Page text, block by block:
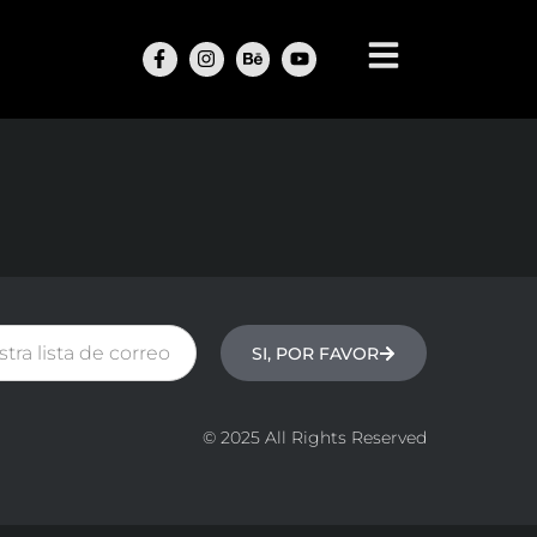
SI, POR FAVOR
© 2025 All Rights Reserved